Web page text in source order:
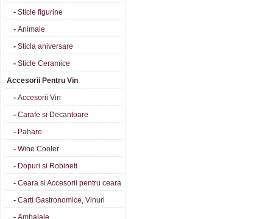
- Sticle figurine
- Animale
- Sticla aniversare
- Sticle Ceramice
Accesorii Pentru Vin
- Accesorii Vin
- Carafe si Decantoare
- Pahare
- Wine Cooler
- Dopuri si Robineti
- Ceara si Accesorii pentru ceara
- Carti Gastronomice, Vinuri
- Ambalaje